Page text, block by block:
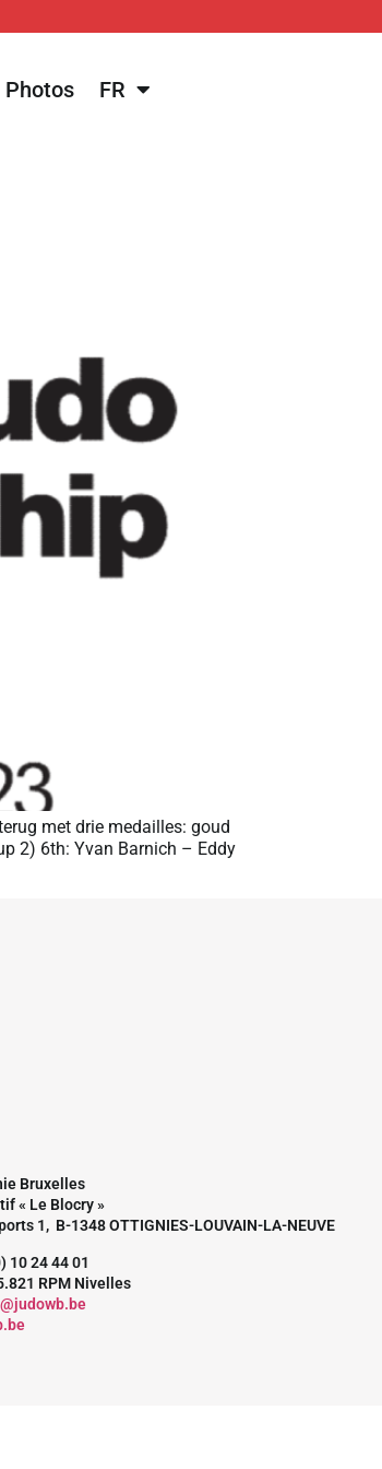
Photos FR
met drie medailles: goud
2) 6th: Yvan Barnich – Eddy
Bruxelles
« Le Blocry »
1, B-1348 OTTIGNIES-LOUVAIN-LA-NEUVE
10 24 44 01
RPM Nivelles